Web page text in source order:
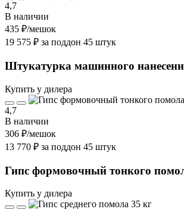
4,7
В наличии
435 ₽/мешок
19 575 ₽ за поддон 45 штук
Штукатурка машинного
Купить у дилера
4,7
В наличии
306 ₽/мешок
13 770 ₽ за поддон 45 штук
Гипс формовочный тонкого
Купить у дилера